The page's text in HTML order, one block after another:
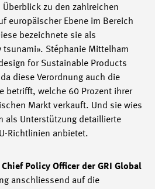
zu den zahlreichen
europäischer Ebene im Bereich
bezeichnete sie als
tsunami». Stéphanie Mittelham
for Sustainable Products
diese Verordnung auch die
betrifft, welche 60 Prozent ihrer
Markt verkauft. Und sie wies
als Unterstützung detaillierte
Richtlinien anbietet.
Policy Officer der GRI Global
anschliessend auf die